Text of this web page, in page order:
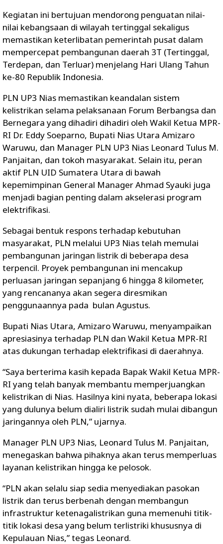
Kegiatan ini bertujuan mendorong penguatan nilai-
nilai kebangsaan di wilayah tertinggal sekaligus
memastikan keterlibatan pemerintah pusat dalam
mempercepat pembangunan daerah 3T (Tertinggal,
Terdepan, dan Terluar) menjelang Hari Ulang Tahun
ke-80 Republik Indonesia.
PLN UP3 Nias memastikan keandalan sistem
kelistrikan selama pelaksanaan Forum Berbangsa dan
Bernegara yang dihadiri dihadiri oleh Wakil Ketua MPR-
RI Dr. Eddy Soeparno, Bupati Nias Utara Amizaro
Waruwu, dan Manager PLN UP3 Nias Leonard Tulus M.
Panjaitan, dan tokoh masyarakat. Selain itu, peran
aktif PLN UID Sumatera Utara di bawah
kepemimpinan General Manager Ahmad Syauki juga
menjadi bagian penting dalam akselerasi program
elektrifikasi.
Sebagai bentuk respons terhadap kebutuhan
masyarakat, PLN melalui UP3 Nias telah memulai
pembangunan jaringan listrik di beberapa desa
terpencil. Proyek pembangunan ini mencakup
perluasan jaringan sepanjang 6 hingga 8 kilometer,
yang rencananya akan segera diresmikan
penggunaannya pada bulan Agustus.
Bupati Nias Utara, Amizaro Waruwu, menyampaikan
apresiasinya terhadap PLN dan Wakil Ketua MPR-RI
atas dukungan terhadap elektrifikasi di daerahnya.
“Saya berterima kasih kepada Bapak Wakil Ketua MPR-
RI yang telah banyak membantu memperjuangkan
kelistrikan di Nias. Hasilnya kini nyata, beberapa lokasi
yang dulunya belum dialiri listrik sudah mulai dibangun
jaringannya oleh PLN,” ujarnya.
Manager PLN UP3 Nias, Leonard Tulus M. Panjaitan,
menegaskan bahwa pihaknya akan terus memperluas
layanan kelistrikan hingga ke pelosok.
“PLN akan selalu siap sedia menyediakan pasokan
listrik dan terus berbenah dengan membangun
infrastruktur ketenagalistrikan guna memenuhi titik-
titik lokasi desa yang belum terlistriki khususnya di
Kepulauan Nias,” tegas Leonard.